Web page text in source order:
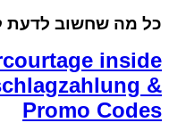
כל מה שחשוב לדעת
inside
&
Promo Codes